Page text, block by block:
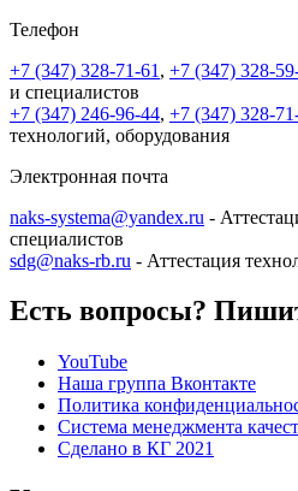
Телефон
+7 (347) 328-71-61 , +7 (347) 328-
и специалистов
+7 (347) 246-96-44, +7 (347) 328-
технологий, оборудования
Электронная почта
naks-systema@yandex.ru -
специалистов
sdg@naks-rb.ru - Аттестация
Есть вопросы?
YouTube
Наша группа Вконтакте
Политика
Система менеджмента
Сделано в КГ 2021